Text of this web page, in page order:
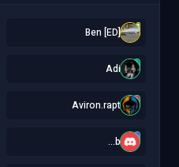
[
[ED] Ben
A
Adi
A
Aviron.rapt
b
b...